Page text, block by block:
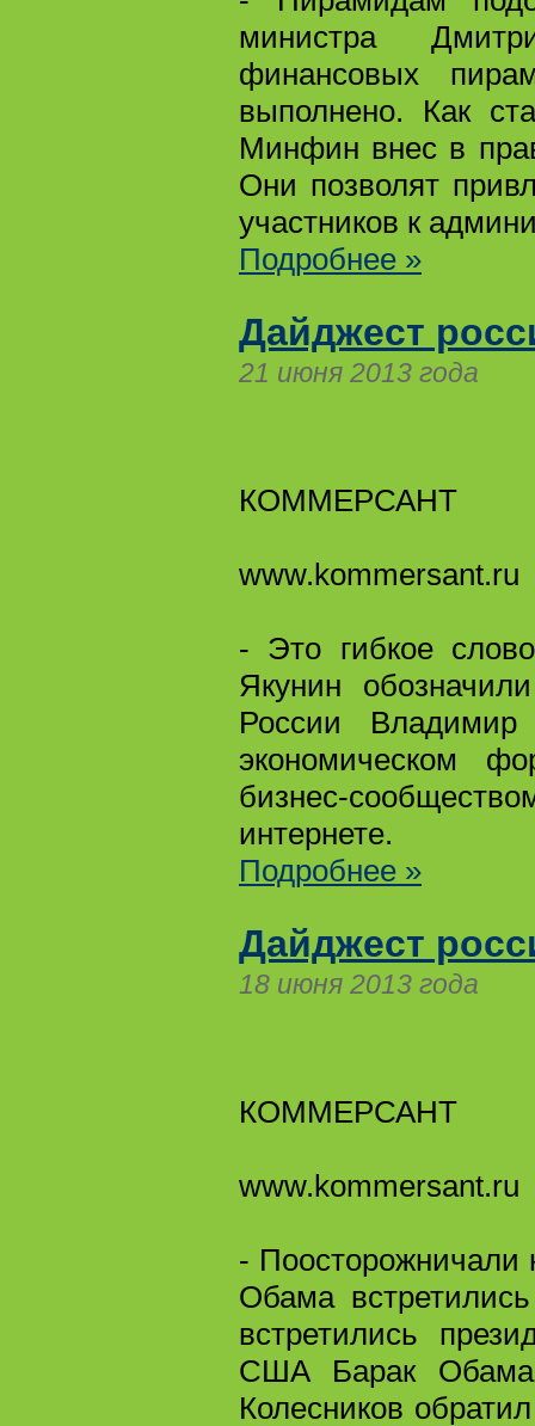
министра
финансовых
выполнено. Как
Минфин внес в
Они позволят
участников к
Подробнее »
Дайджест
21 июня 2013 года
КОММЕРСАНТ
www.kommersant.ru
- Это гибкое
Якунин
России Владимир
экономическом
бизнес-
интернете.
Подробнее »
Дайджест
18 июня 2013 года
КОММЕРСАНТ
www.kommersant.ru
-
Обама
встретились
США Барак
Колесников